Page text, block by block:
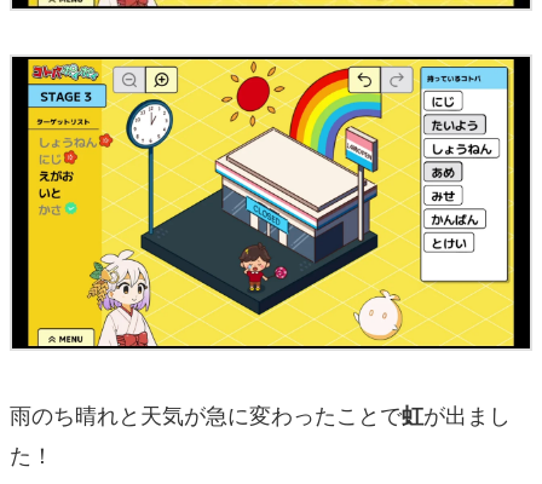
雨のち晴れと天気が急に変わったことで虹が出まし
た！